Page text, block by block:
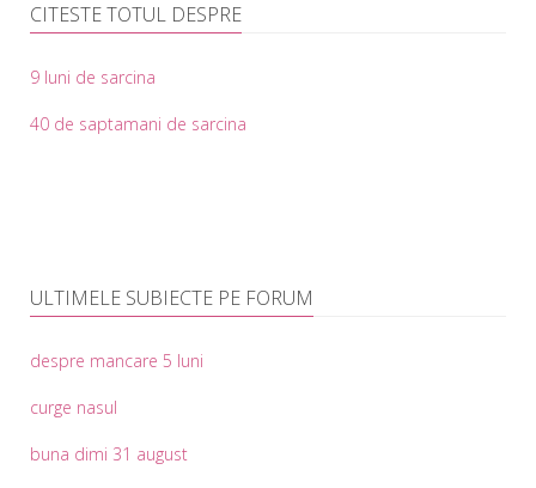
CITESTE TOTUL DESPRE
9 luni de sarcina
40 de saptamani de sarcina
ULTIMELE SUBIECTE PE FORUM
despre mancare 5 luni
curge nasul
buna dimi 31 august